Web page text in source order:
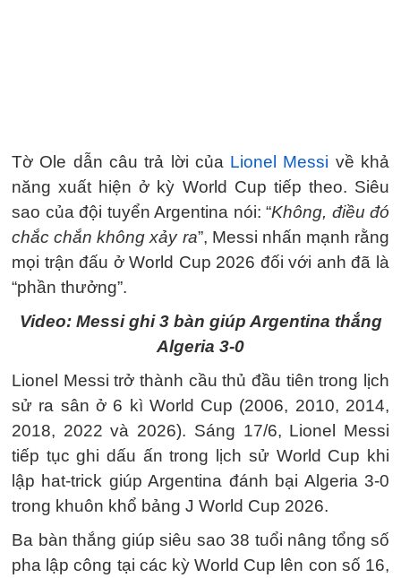
Tờ Ole dẫn câu trả lời của Lionel Messi về khả
năng xuất hiện ở kỳ World Cup tiếp theo. Siêu
sao của đội tuyển Argentina nói: “Không, điều đó
chắc chắn không xảy ra”, Messi nhấn mạnh rằng
mọi trận đấu ở World Cup 2026 đối với anh đã là
“phần thưởng”.
Video: Messi ghi 3 bàn giúp Argentina thắng
Algeria 3-0
Lionel Messi trở thành cầu thủ đầu tiên trong lịch
sử ra sân ở 6 kì World Cup (2006, 2010, 2014,
2018, 2022 và 2026). Sáng 17/6, Lionel Messi
tiếp tục ghi dấu ấn trong lịch sử World Cup khi
lập hat-trick giúp Argentina đánh bại Algeria 3-0
trong khuôn khổ bảng J World Cup 2026.
Ba bàn thắng giúp siêu sao 38 tuổi nâng tổng số
pha lập công tại các kỳ World Cup lên con số 16,